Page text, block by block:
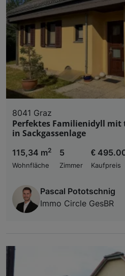
8041 Graz
Perfektes Familienidyll
in Sackgassenlage
115,34 m2
Wohnfläche
5
Zimmer
€
Kaufpreis
Pascal Pototschnig
Immo Circle GesBR